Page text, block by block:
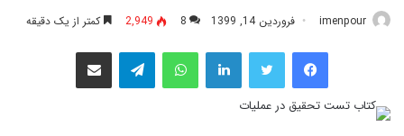
imenpour فروردین 14, 1399 8
2,949 کمتر از یک دقیقه
فیس بوک توییتر لینکدین واتس آپ تلگرام اشتراک گذاری از طریق ایمیل